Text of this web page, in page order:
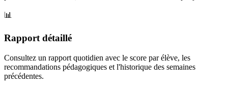
📊
Rapport détaillé
Consultez un rapport quotidien avec le score par élève, les
recommandations pédagogiques et l'historique des semaines
précédentes.